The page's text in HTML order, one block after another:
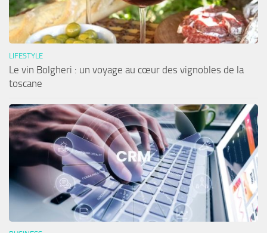
LIFESTYLE
Le vin Bolgheri : un voyage au cœur des vignobles de la
toscane